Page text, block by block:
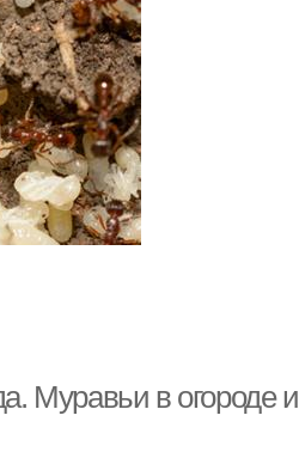
Муравьи в огороде и